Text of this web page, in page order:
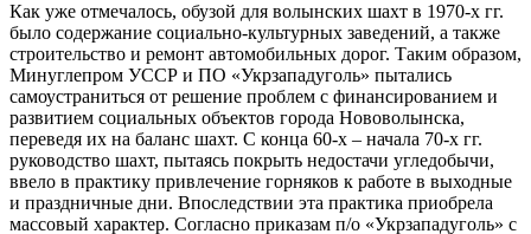
Как уже отмечалось, обузой для волынских шахт в 1970-х гг.
было содержание социально-культурных заведений, а также
строительство и ремонт автомобильных дорог. Таким образом,
Минуглепром УССР и ПО «Укрзападуголь» пытались
самоустраниться от решение проблем с финансированием и
развитием социальных объектов города Нововолынска,
переведя их на баланс шахт. С конца 60-х – начала 70-х гг.
руководство шахт, пытаясь покрыть недостачи угледобычи,
ввело в практику привлечение горняков к работе в выходные
и праздничные дни. Впоследствии эта практика приобрела
массовый характер. Согласно приказам п/о «Укрзападуголь» с